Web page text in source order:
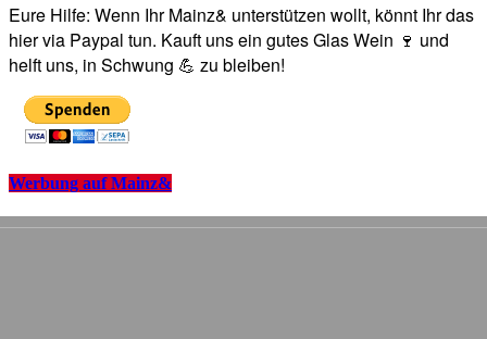
Eure Hilfe: Wenn Ihr Mainz& unterstützen wollt, könnt Ihr das
hier via Paypal tun. Kauft uns ein gutes Glas Wein 🍷 und
helft uns, in Schwung 💪 zu bleiben!
Werbung auf Mainz&